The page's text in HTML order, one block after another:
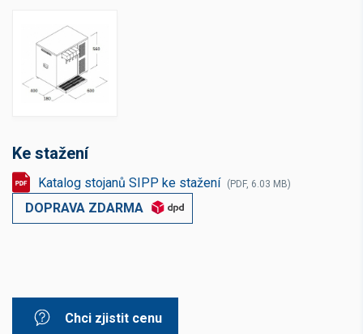
Ke stažení
Katalog stojanů SIPP ke stažení (PDF, 6.03 MB)
DOPRAVA ZDARMA
Chci zjistit cenu